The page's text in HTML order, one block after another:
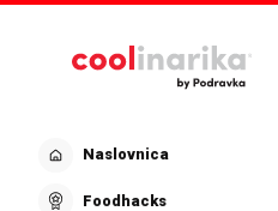
Naslovnica
Foodhacks